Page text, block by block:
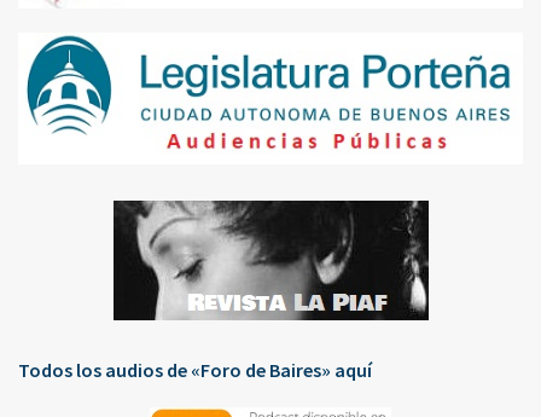
Todos los audios de «Foro de Baires» aquí